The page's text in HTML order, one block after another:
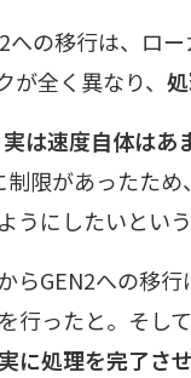
への移行は、ロ
全く異なり、
は速度自体はあ
限があったた
うにしたいとい
らGEN2への移
行ったと。そし
に処理を完了さ